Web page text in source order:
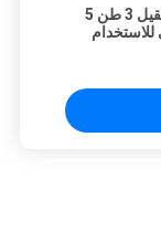
مقياس الوزن الكهربائي الثقيل 3 طن 5